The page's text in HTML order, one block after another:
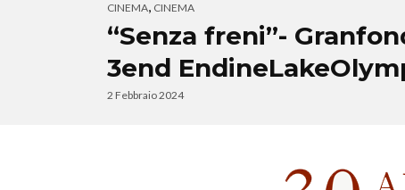
CINEMA, CINEMA
“Senza freni”-
3end
2 Febbraio 2024